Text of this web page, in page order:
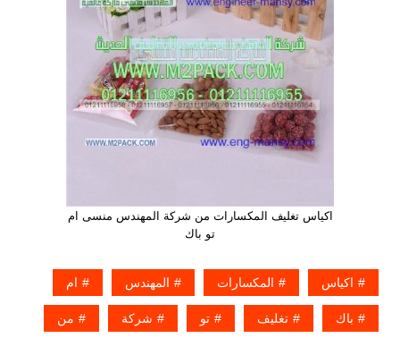
اكياس تغليف المكسارات من شركة المهندس منسى ام
تو باك
اكياس المكسارات المهندس ام
باك تغليف تو شركة من